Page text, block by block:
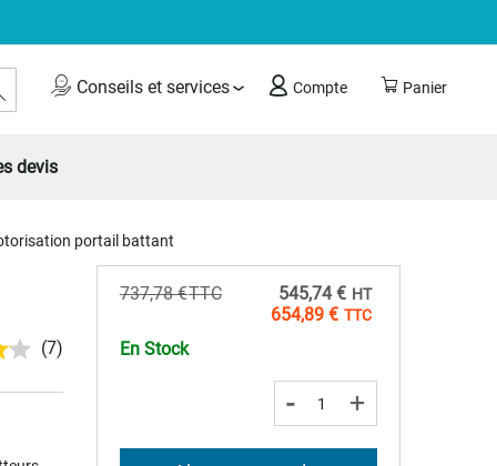
Panier
Conseils et services Compte
Rechercher
devis
portail battant
(7)
Prix
Spécial
654,89 €
545,74 €
737,78 €
En Stock
- +